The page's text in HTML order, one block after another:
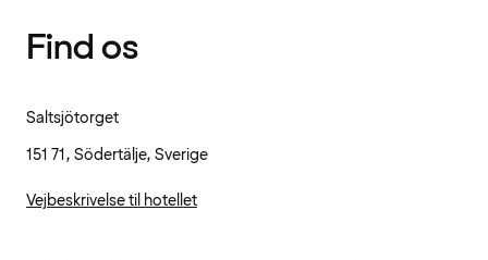
Find os
Saltsjötorget
151 71, Södertälje, Sverige
Vejbeskrivelse til hotellet